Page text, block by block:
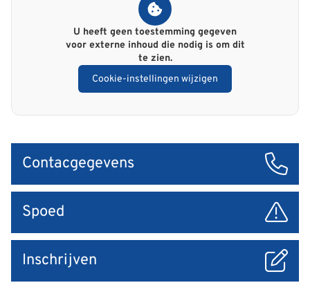
U heeft geen toestemming gegeven
voor externe inhoud die nodig is om dit
te zien.
Cookie-instellingen wijzigen
naar
Contacgegevens
Spoed
Inschrijven